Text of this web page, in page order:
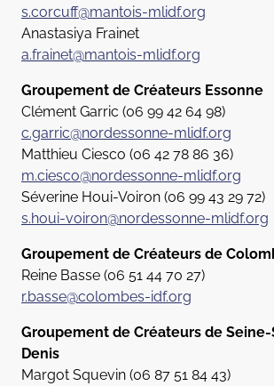
s.corcuff@mantois-mlidf.org
Anastasiya Frainet
a.frainet@mantois-mlidf.org
Groupement de Créateurs Essonne
Clément Garric (06 99 42 64 98)
c.garric@nordessonne-mlidf.org
Matthieu Ciesco (06 42 78 86 36)
m.ciesco@nordessonne-mlidf.org
Séverine Houi-Voiron (06 99 43 29 72)
s.houi-voiron@nordessonne-mlidf.org
Groupement de Créateurs de
Reine Basse (06 51 44 70 27)
r.basse@colombes-idf.org
Groupement de Créateurs de
Denis
Margot Squevin (06 87 51 84 43)